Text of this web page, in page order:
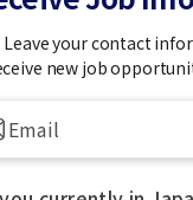
Leave your contact
new job